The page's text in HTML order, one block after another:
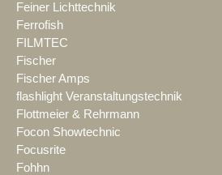
Feiner Lichttechnik
Ferrofish
FILMTEC
Fischer
Fischer Amps
flashlight Veranstaltungstechnik
Flottmeier & Rehrmann
Focon Showtechnic
Focusrite
Fohhn